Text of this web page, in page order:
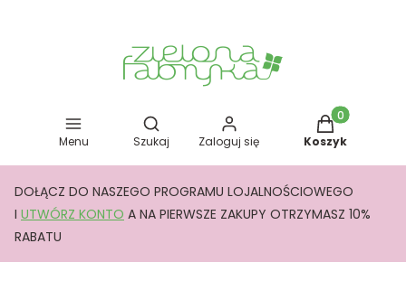
Menu
Otwórz wyszukiwarkę
Szukaj Zaloguj się
Produkty w
Koszyk
DOŁĄCZ DO NASZEGO PROGRAMU LOJALNOŚCIOWEGO
I UTWÓRZ KONTO A NA PIERWSZE ZAKUPY OTRZYMASZ 10%
RABATU